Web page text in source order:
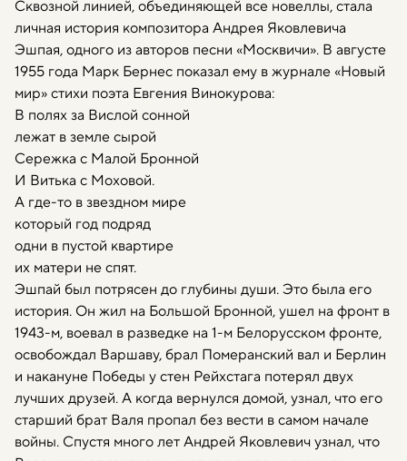
Сквозной линией, объединяющей все новеллы, стала
личная история композитора Андрея Яковлевича
Эшпая, одного из авторов песни «Москвичи». В августе
1955 года Марк Бернес показал ему в журнале «Новый
мир» стихи поэта Евгения Винокурова:
В полях за Вислой сонной
лежат в земле сырой
Сережка с Малой Бронной
И Витька с Моховой.
А где-то в звездном мире
который год подряд
одни в пустой квартире
их матери не спят.
Эшпай был потрясен до глубины души. Это была его
история. Он жил на Большой Бронной, ушел на фронт в
1943-м, воевал в разведке на 1-м Белорусском фронте,
освобождал Варшаву, брал Померанский вал и Берлин
и накануне Победы у стен Рейхстага потерял двух
лучших друзей. А когда вернулся домой, узнал, что его
старший брат Валя пропал без вести в самом начале
войны. Спустя много лет Андрей Яковлевич узнал, что